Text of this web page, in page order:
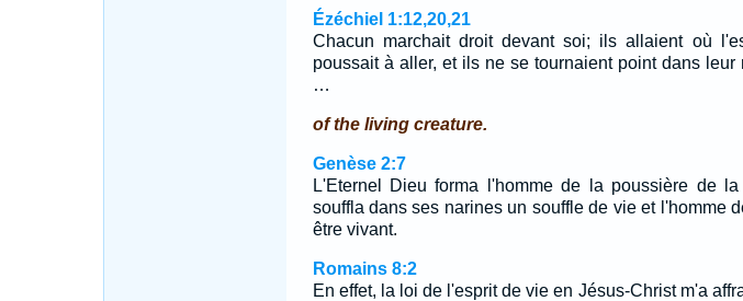
Ézéchiel 1:12,20,21
Chacun marchait droit devant soi; ils allaient où
poussait à aller, et ils ne se tournaient point dans leur
…
of the living creature.
Genèse 2:7
L'Eternel Dieu forma l'homme de la poussière de la
souffla dans ses narines un souffle de vie et l'homme
être vivant.
Romains 8:2
En effet, la loi de l'esprit de vie en Jésus-Christ m'a